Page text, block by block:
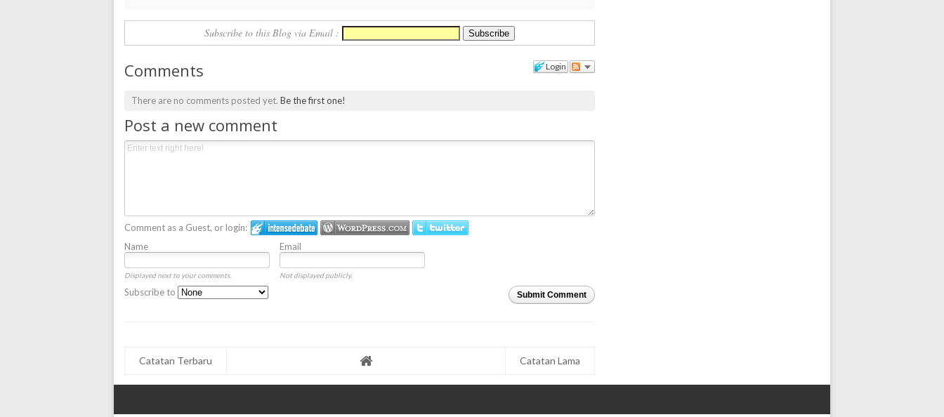
Subscribe to this Blog via Email :
Login
Comments
There are no comments posted yet.Be the first one!
Post a new comment
Comment as a Guest, or login:
Name
Email
Displayed next to your comments. Not displayed publicly.
Submit Comment
Subscribe to
Catatan Terbaru Catatan Lama